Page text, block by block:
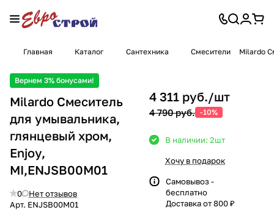
Главная Каталог Сантехника Смесители Milardo
Вернем 3% бонусами!
Milardo Смеситель
для умывальника,
глянцевый хром,
Enjoy,
MI,ENJSB00M01
0
Нет отзывов
Арт. ENJSB00M01
4 311 руб./шт
4 790 руб. -10%
В наличии: 2шт
Хочу в подарок
Самовывоз -
бесплатно
Доставка от 800 ₽